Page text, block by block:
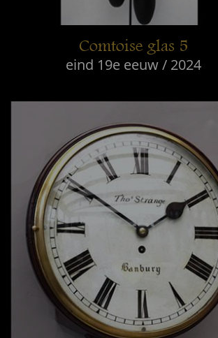
Comtoise glas 5
eind 19e eeuw / 2024